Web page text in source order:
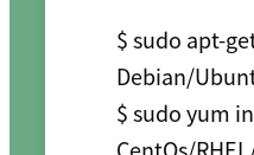
$ sudo apt-
Debian/
$ sudo yum